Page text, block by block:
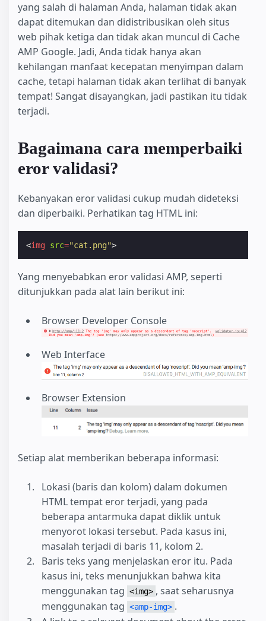
yang salah di halaman Anda, halaman tidak akan
dapat ditemukan dan didistribusikan oleh situs
web pihak ketiga dan tidak akan muncul di Cache
AMP Google. Jadi, Anda tidak hanya akan
kehilangan manfaat kecepatan menyimpan dalam
cache, tetapi halaman tidak akan terlihat di banyak
tempat! Sangat disayangkan, jadi pastikan itu tidak
terjadi.
Bagaimana cara memperbaiki
eror validasi?
Kebanyakan eror validasi cukup mudah dideteksi
dan diperbaiki. Perhatikan tag HTML ini:
<img src="cat.png">
Yang menyebabkan eror validasi AMP, seperti
ditunjukkan pada alat lain berikut ini:
Browser Developer Console
Web Interface
Browser Extension
Setiap alat memberikan beberapa informasi:
Lokasi (baris dan kolom) dalam dokumen
HTML tempat eror terjadi, yang pada
beberapa antarmuka dapat diklik untuk
menyorot lokasi tersebut. Pada kasus ini,
masalah terjadi di baris 11, kolom 2.
Baris teks yang menjelaskan eror itu. Pada
kasus ini, teks menunjukkan bahwa kita
menggunakan tag <img> , saat seharusnya
menggunakan tag <amp-img> .